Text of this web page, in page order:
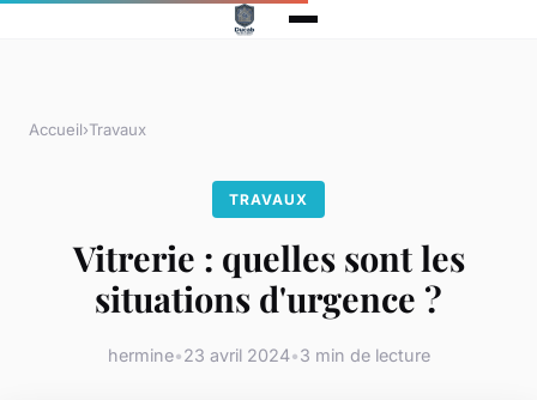
Accueil›Travaux
TRAVAUX
Vitrerie : quelles sont les
situations d'urgence ?
hermine•23 avril 2024•3 min de lecture